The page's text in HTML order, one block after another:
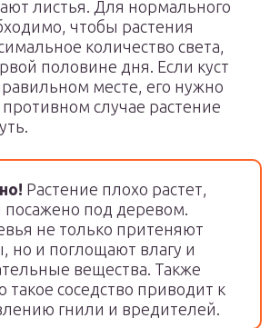
листья. Для нормального
чтобы растения
количество света,
половине дня. Если куст
месте, его нужно
случае растение
Растение плохо растет,
посажено под деревом.
не только притеняют
но и поглощают влагу и
вещества. Также
такое соседство приводит к
гнили и вредителей.